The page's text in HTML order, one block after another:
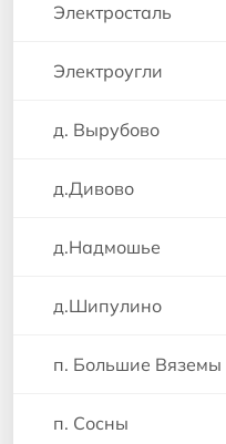
Электросталь
Электроугли
д. Вырубово
д.Дивово
д.Надмошье
д.Шипулино
п. Большие Вяземы
п. Сосны